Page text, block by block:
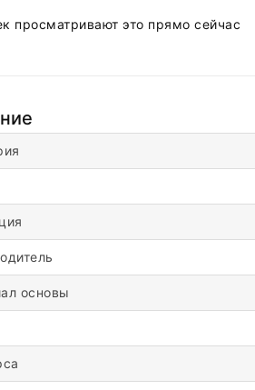
просматривают это прямо сейчас
основы